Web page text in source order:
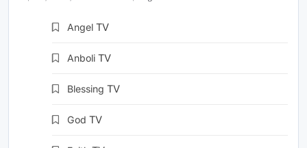
Angel TV
Anboli TV
Blessing TV
God TV